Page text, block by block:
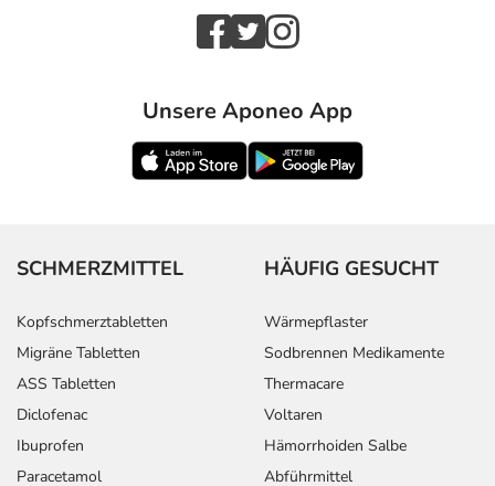
Unsere Aponeo App
SCHMERZMITTEL
Kopfschmerztabletten
Migräne Tabletten
ASS Tabletten
Diclofenac
Ibuprofen
Paracetamol
HÄUFIG GESUCHT
Wärmepflaster
Sodbrennen Medikamente
Thermacare
Voltaren
Hämorrhoiden Salbe
Abführmittel